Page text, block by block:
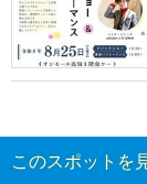
このスポットを